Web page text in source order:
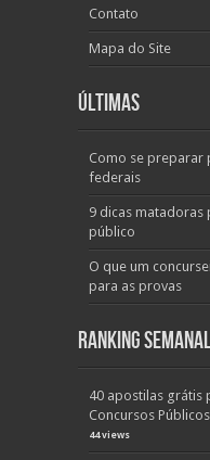
Contato
Mapa do Site
Últimas
Como se preparar
federais
9 dicas matadoras
público
O que um
para as provas
Ranking Semanal
40 apostilas grátis
Concursos Públicos
44 views